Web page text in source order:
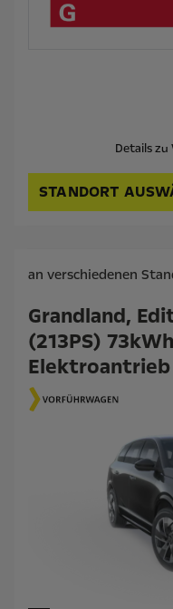
Details zu
STANDORT
Grandland,
(213PS)
Elektroantrieb
an verschiedenen